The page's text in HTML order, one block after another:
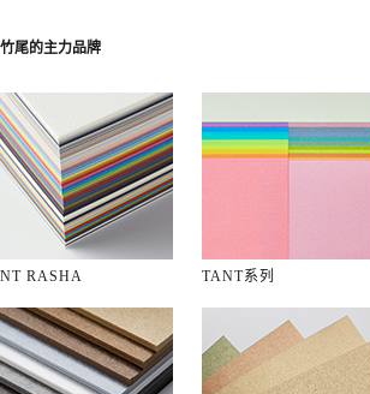
竹尾的主力品牌
NT RASHA TANT系列